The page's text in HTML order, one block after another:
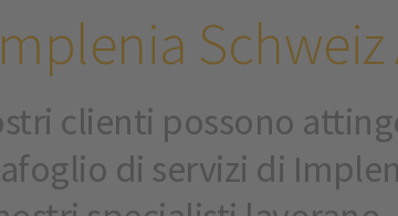
Schweiz
clienti possono
di servizi di